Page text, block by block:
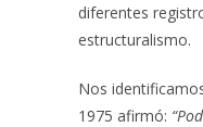
diferentes
estructuralismo.
Nos
1975 afirmó: